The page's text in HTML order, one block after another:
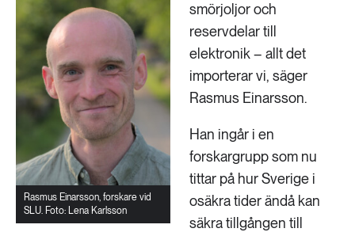
Rasmus Einarsson, forskare vid
SLU. Foto: Lena Karlsson
smörjoljor och
reservdelar till
elektronik – allt det
importerar vi, säger
Rasmus Einarsson.
Han ingår i en
forskargrupp som nu
tittar på hur Sverige i
osäkra tider ändå kan
säkra tillgången till